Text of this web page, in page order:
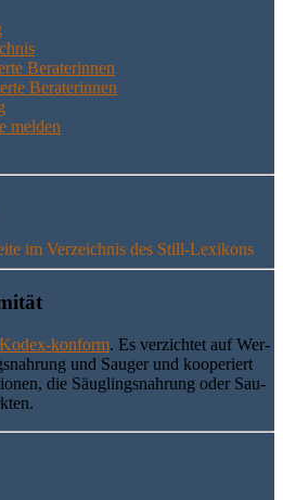
Beraterinnen
Beraterinnen
melden
kon­form. Es ver­zich­tet auf Wer­
und Sau­ger und koope­riert
die Säug­lings­nah­rung oder Sau­